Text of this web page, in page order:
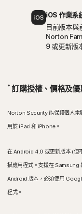
iOS 作業系
目前版本與
Norton
9 或更新版
*訂購授權、價格及優
Norton Security 能保護個人電
用於 iPad 和 iPhone。
在 Android 4.0 或更新版本 (但
描應用程式。支援在 Samsung
Android 版本，必須使用
程式。